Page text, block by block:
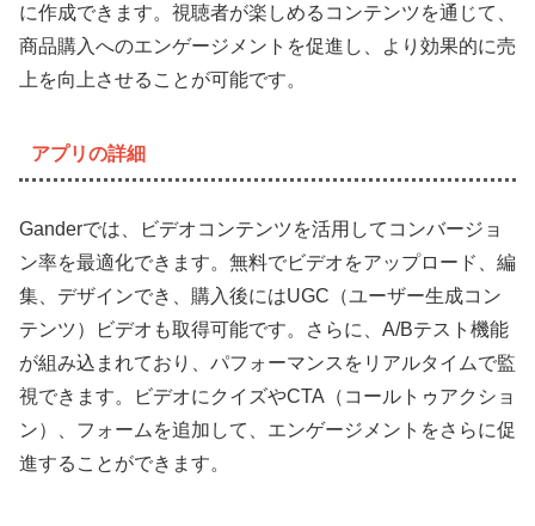
に作成できます。視聴者が楽しめるコンテンツを通じて、
商品購入へのエンゲージメントを促進し、より効果的に売
上を向上させることが可能です。
アプリの詳細
Ganderでは、ビデオコンテンツを活用してコンバージョ
ン率を最適化できます。無料でビデオをアップロード、編
集、デザインでき、購入後にはUGC（ユーザー生成コン
テンツ）ビデオも取得可能です。さらに、A/Bテスト機能
が組み込まれており、パフォーマンスをリアルタイムで監
視できます。ビデオにクイズやCTA（コールトゥアクショ
ン）、フォームを追加して、エンゲージメントをさらに促
進することができます。